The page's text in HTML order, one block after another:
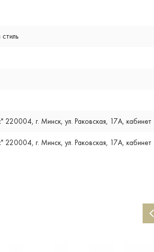
г. Минск, ул. Раковская, 17А, кабинет
г. Минск, ул. Раковская, 17А, кабинет